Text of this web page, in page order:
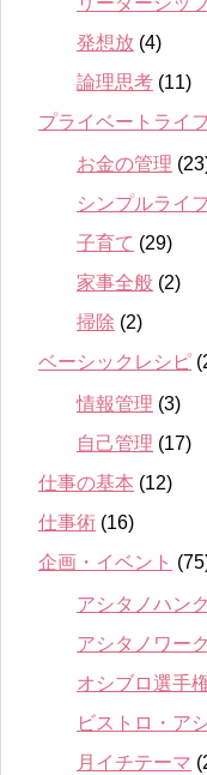
発想放 (4)
論理思考 (11)
プライベートライフ
お金の管理
シンプルライフ
子育て (29)
家事全般 (2)
掃除 (2)
ベーシックレシピ
情報管理 (3)
自己管理 (17)
仕事の基本 (12)
仕事術 (16)
企画・イベント
アシタノハン
アシタノワー
オシブロ選手
ビストロ・ア
月イチテーマ